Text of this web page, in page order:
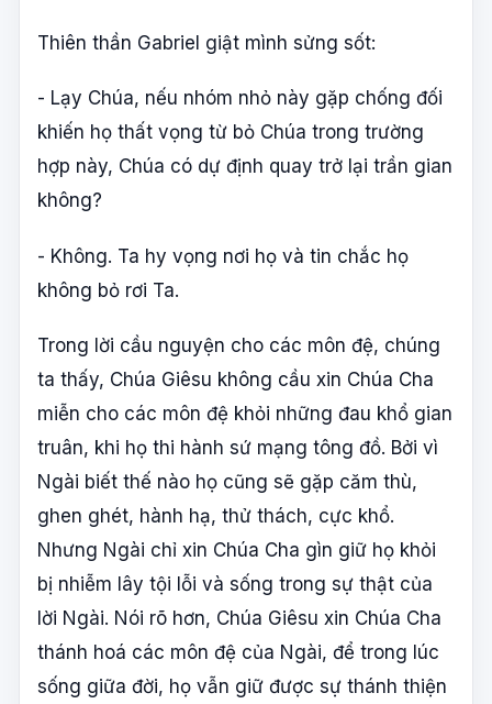
Thiên thần Gabriel giật mình sửng sốt:
- Lạy Chúa, nếu nhóm nhỏ này gặp chống đối
khiến họ thất vọng từ bỏ Chúa trong trường
hợp này, Chúa có dự định quay trở lại trần gian
không?
- Không. Ta hy vọng nơi họ và tin chắc họ
không bỏ rơi Ta.
Trong lời cầu nguyện cho các môn đệ, chúng
ta thấy, Chúa Giêsu không cầu xin Chúa Cha
miễn cho các môn đệ khỏi những đau khổ gian
truân, khi họ thi hành sứ mạng tông đồ. Bởi vì
Ngài biết thế nào họ cũng sẽ gặp căm thù,
ghen ghét, hành hạ, thử thách, cực khổ.
Nhưng Ngài chỉ xin Chúa Cha gìn giữ họ khỏi
bị nhiễm lây tội lỗi và sống trong sự thật của
lời Ngài. Nói rõ hơn, Chúa Giêsu xin Chúa Cha
thánh hoá các môn đệ của Ngài, để trong lúc
sống giữa đời, họ vẫn giữ được sự thánh thiện